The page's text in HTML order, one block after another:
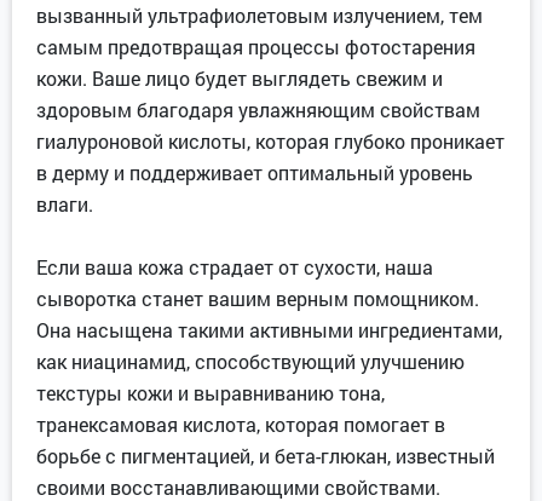
вызванный ультрафиолетовым излучением, тем
самым предотвращая процессы фотостарения
кожи. Ваше лицо будет выглядеть свежим и
здоровым благодаря увлажняющим свойствам
гиалуроновой кислоты, которая глубоко проникает
в дерму и поддерживает оптимальный уровень
влаги.
Если ваша кожа страдает от сухости, наша
сыворотка станет вашим верным помощником.
Она насыщена такими активными ингредиентами,
как ниацинамид, способствующий улучшению
текстуры кожи и выравниванию тона,
транексамовая кислота, которая помогает в
борьбе с пигментацией, и бета-глюкан, известный
своими восстанавливающими свойствами.